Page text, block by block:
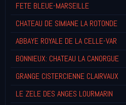
FETE BLEUE-MARSEILLE
CHATEAU DE SIMIANE LA ROTONDE
ABBAYE ROYALE DE LA CELLE-VAR
BONNIEUX: CHATEAU LA CANORGUE
GRANGE CISTERCIENNE CLAIRVAUX
LE ZELE DES ANGES LOURMARIN